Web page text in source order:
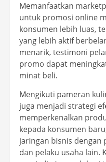
Memanfaatkan
untuk promosi online
konsumen lebih luas,
yang lebih aktif
menarik, testimoni
promo dapat
minat beli.
Mengikuti pameran
juga menjadi strategi
memperkenalkan
kepada konsumen
jaringan bisnis
dan pelaku usaha lain.